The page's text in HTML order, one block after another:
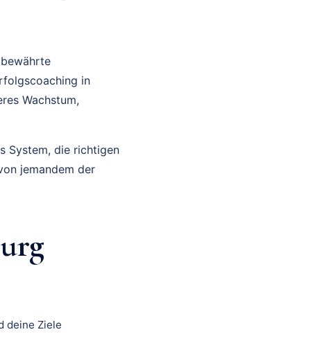
in
Wachstum,
System, die richtigen
jemandem der
deine Ziele